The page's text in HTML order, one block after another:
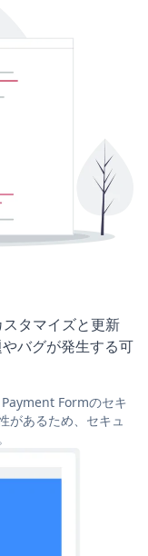
タマイズと更新
バグが発生する可
Formのセキ
があるため、セキュ